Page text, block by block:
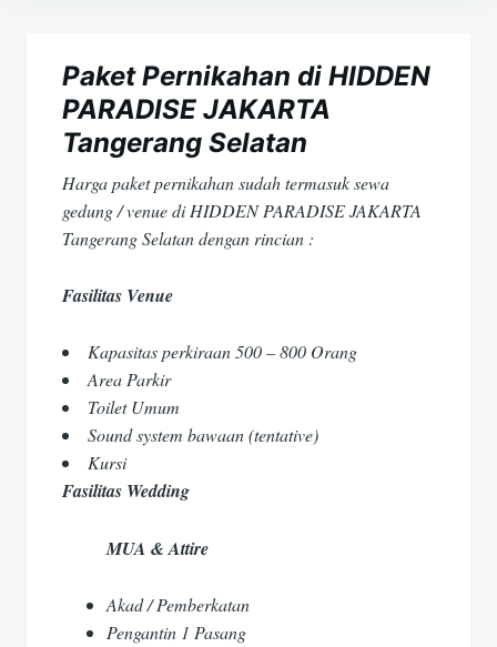
posPaket Pernikahan di HIDDEN
PARADISE JAKARTA
Tangerang Selatan
Harga paket pernikahan sudah termasuk sewa
gedung / venue di HIDDEN PARADISE JAKARTA
Tangerang Selatan dengan rincian :
Fasilitas Venue
Kapasitas perkiraan 500 – 800 Orang
Area Parkir
Toilet Umum
Sound system bawaan (tentative)
Kursi
Fasilitas Wedding
MUA & Attire
Akad / Pemberkatan
Pengantin 1 Pasang